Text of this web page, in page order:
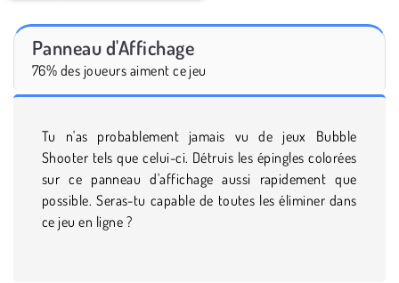
Panneau d'Affichage
76% des joueurs aiment ce jeu
Tu n'as probablement jamais vu de jeux Bubble
Shooter tels que celui-ci. Détruis les épingles colorées
sur ce panneau d'affichage aussi rapidement que
possible. Seras-tu capable de toutes les éliminer dans
ce jeu en ligne ?